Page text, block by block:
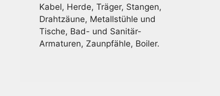
Kabel, Herde, Träger, Stangen,
Drahtzäune, Metallstühle und
Tische, Bad- und Sanitär-
Armaturen, Zaunpfähle, Boiler.